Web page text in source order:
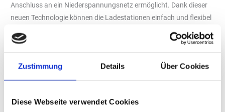
Zustimmung Details Über Cookies
Diese Webseite verwendet Cookies
Anschluss an ein Niederspannungsnetz ermöglicht. Dank dieser
neuen Technologie können die Ladestationen einfach und flexibel
installiert und der Netzausbau beschleunigt werden. Nach
erfolgreichem Testbetrieb wollen Shell und Volkswagen die
Flexpole-Ladestation sukzessive auf weitere Länder ausrollen.
„Mit den Elli Flexpole-Ladestationen von VW können wir einen
wichtigen Beitrag zum erforderlichen Ausbau der